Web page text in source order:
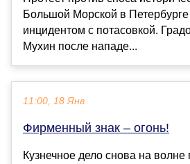
Большой Морской в Петербурге
инцидентом с потасовкой.
Мухин после нападе...
11:00, 18 Янв
Фирменный знак – огонь!
Кузнечное дело снова на волне